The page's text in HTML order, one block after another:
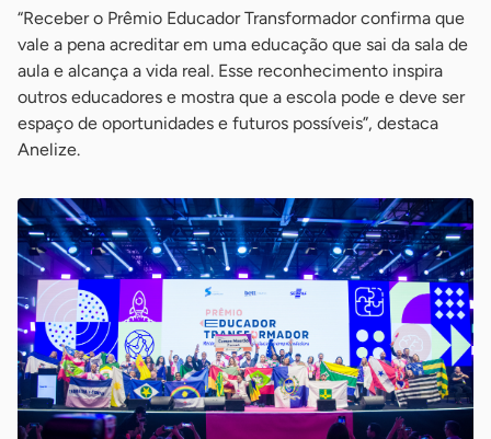
“Receber o Prêmio Educador Transformador confirma que
vale a pena acreditar em uma educação que sai da sala de
aula e alcança a vida real. Esse reconhecimento inspira
outros educadores e mostra que a escola pode e deve ser
espaço de oportunidades e futuros possíveis”, destaca
Anelize.